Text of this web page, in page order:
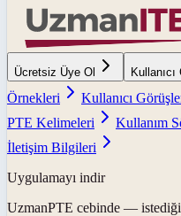
Ücretsiz Üye Ol Kullanıcı
Örnekleri
Kullanıcı
PTE Kelimeleri
Kullanım
İletişim Bilgileri
Uygulamayı indir
UzmanPTE cebinde —